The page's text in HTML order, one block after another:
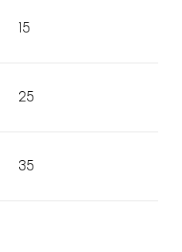
15
25
35